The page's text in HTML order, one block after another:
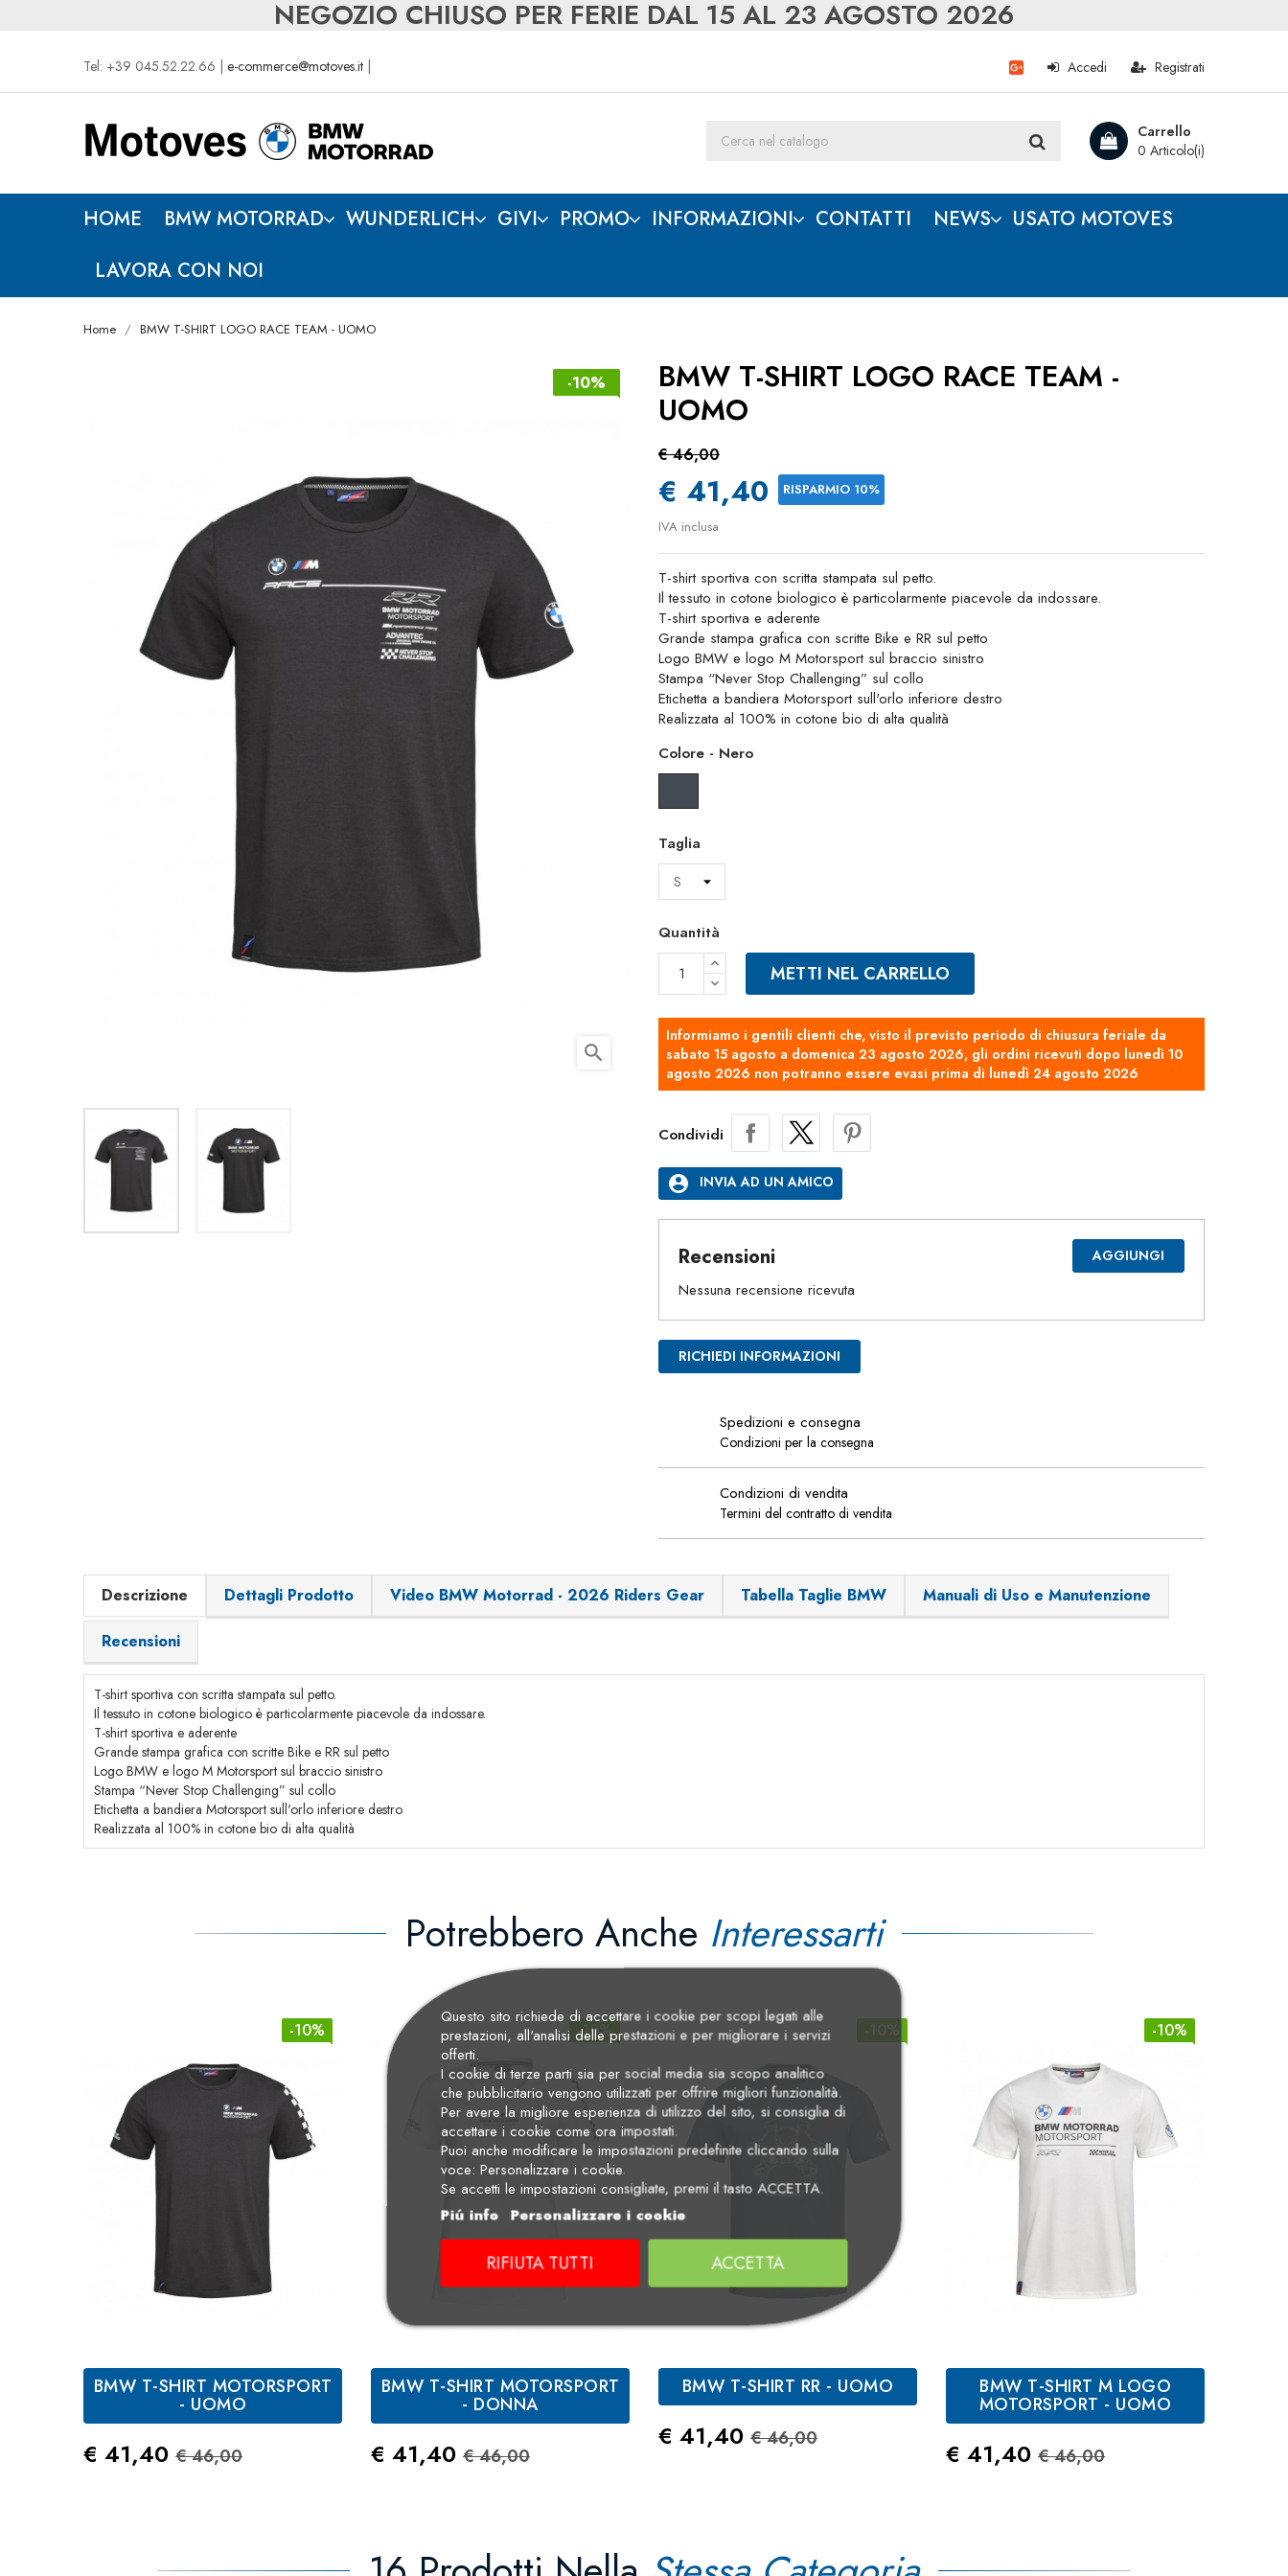
NEGOZIO CHIUSO PER FERIE DAL 15 AL 23 AGOSTO 2026
Tel: +39 045.52.22.66 | e-commerce@motoves.it Registrati
Accedi
Carrello
0 Articolo(i)
HOME BMW MOTORRAD WUNDERLICH GIVI PROMO INFORMAZIONI CONTATTI NEWS
USATO MOTOVES
LAVORA CON NOI
Home BMW T-SHIRT LOGO RACE TEAM - UOMO
-10%
search
BMW T-SHIRT LOGO RACE TEAM -
UOMO
€ 46,00
€ 41,40 RISPARMIO 10%
IVA inclusa
T-shirt sportiva con scritta stampata sul petto.
Il tessuto in cotone biologico è particolarmente piacevole da indossare.
T-shirt sportiva e aderente
Grande stampa grafica con scritte Bike e RR sul petto
Logo BMW e logo M Motorsport sul braccio sinistro
Stampa “Never Stop Challenging” sul collo
Etichetta a bandiera Motorsport sull'orlo inferiore destro
Realizzata al 100% in cotone bio di alta qualità
Colore - Nero
Taglia
Quantità
METTI NEL CARRELLO
Informiamo i gentili clienti che, visto il previsto periodo di chiusura feriale da
sabato 15 agosto a domenica 23 agosto 2026, gli ordini ricevuti dopo lunedì 10
agosto 2026 non potranno essere evasi prima di lunedì 24 agosto 2026
Condividi
account_circle INVIA AD UN AMICO
Recensioni AGGIUNGI
Nessuna recensione ricevuta
RICHIEDI INFORMAZIONI
Spedizioni e consegna
Condizioni per la consegna
Condizioni di vendita
Termini del contratto di vendita
Descrizione Dettagli Prodotto Video BMW Motorrad - 2026 Riders Gear Tabella Taglie BMW Manuali di Uso e Manutenzione
Recensioni
T-shirt sportiva con scritta stampata sul petto.
Il tessuto in cotone biologico è particolarmente piacevole da indossare.
T-shirt sportiva e aderente
Grande stampa grafica con scritte Bike e RR sul petto
Logo BMW e logo M Motorsport sul braccio sinistro
Stampa “Never Stop Challenging” sul collo
Etichetta a bandiera Motorsport sull'orlo inferiore destro
Realizzata al 100% in cotone bio di alta qualità
Potrebbero Anche Interessarti
-10%
Bianco Nero
BMW T-SHIRT MOTORSPORT
- UOMO
Prezzo
€ 41,40 Prezzo Standard
€ 46,00
-10%
Bianco
BMW T-SHIRT MOTORSPORT
- DONNA
Prezzo
€ 41,40 Prezzo Standard
€ 46,00
-10%
Grigio
BMW T-SHIRT RR - UOMO
Prezzo
€ 41,40 Prezzo Standard
€ 46,00
-10%
Bianco Nero
Grigio
Melange
Blu
Navy
BMW T-SHIRT M LOGO
MOTORSPORT - UOMO
Prezzo
€ 41,40 Prezzo Standard
€ 46,00
Questo sito richiede di accettare i cookie per scopi legati alle
prestazioni, all'analisi delle prestazioni e per migliorare i servizi
offerti.
I cookie di terze parti sia per social media sia scopo analitico
che pubblicitario vengono utilizzati per offrire migliori funzionalità.
Per avere la migliore esperienza di utilizzo del sito, si consiglia di
accettare i cookie come ora impostati.
Puoi anche modificare le impostazioni predefinite cliccando sulla
voce: Personalizzare i cookie.
Se accetti le impostazioni consigliate, premi il tasto ACCETTA.
Piú info Personalizzare i cookie
RIFIUTA TUTTI ACCETTA